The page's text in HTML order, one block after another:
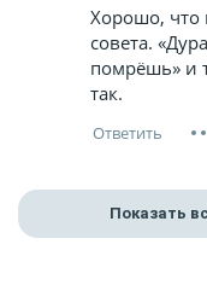
Хорошо, что
совета.
помрёшь» и
так.
Показать